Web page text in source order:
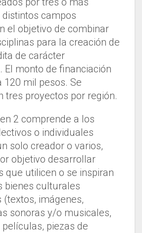
campos
el objetivo de combinar
para la creación de
de carácter
El monto de financiación
120 mil pesos. Se
tres proyectos por región.
2 comprende a los
o individuales
solo creador o varios,
objetivo desarrollar
que utilicen o se inspiran
bienes culturales
(textos, imágenes,
sonoras y/o musicales,
piezas de